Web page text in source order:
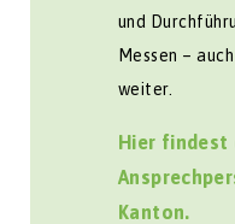
und
Messen –
weiter.
Hier findest
Kanton.